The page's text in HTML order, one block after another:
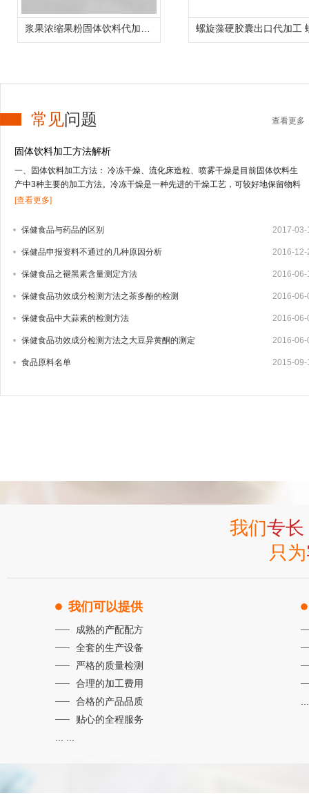
常见问题 查看更多
固体饮料加工方法解析
一、固体饮料加工方法： 冷冻干燥、流化床造粒、喷雾干燥是目前固体饮料生
产中3种主要的加工方法。冷冻干燥是一种先进的干燥工艺，可较好地保留物料
的营养及风味成分，但投资高，应用受到限制；流化床造粒适合于低果汁或不含
热温度低、时间短，能较好地保留物料的营养及风味成分。固体饮料的其它加工
结成固体的冰，在真空条件下，使水直接升华变成水蒸汽逸出，从而把水从物料
法生产固体饮料还很少，只有少部分附加值较高的产品如速溶茶粉、咖啡粉中应
用。2、流化床造粒 造粒技术有湿法造粒、干法造粒、快速搅拌制粒技术以及流
干燥等3个步骤在密闭容器内一次完成的新型制粒技术，可大大减少辅料量，制
出的颗粒大小均匀，效果好。1959年，美国威斯康星州的Wurster博士首先提出
于20世纪80年代相...
[查看更多]
保健食品与药品的区别 2017-03-
保健品申报资料不通过的几种原因分析 2016-12-
保健食品之褪黑素含量测定方法 2016-06-
保健食品功效成分检测方法之茶多酚的检测 2016-06-
保健食品中大蒜素的检测方法 2016-06-
保健食品功效成分检测方法之大豆异黄酮的测定 2016-06-
食品原料名单 2015-09-
我们专长
只为
我们可以提供
成熟的产配配方
全套的生产设备
严格的质量检测
合理的加工费用
合格的产品品质
贴心的全程服务